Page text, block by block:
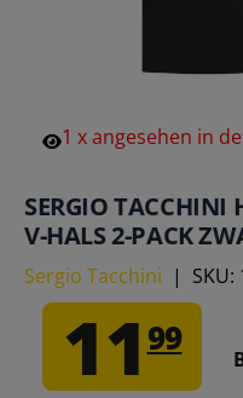
1 xangesehen in
SERGIO TACCHINI
V-HALS 2-PACK
Sergio Tacchini | SKU:
1199